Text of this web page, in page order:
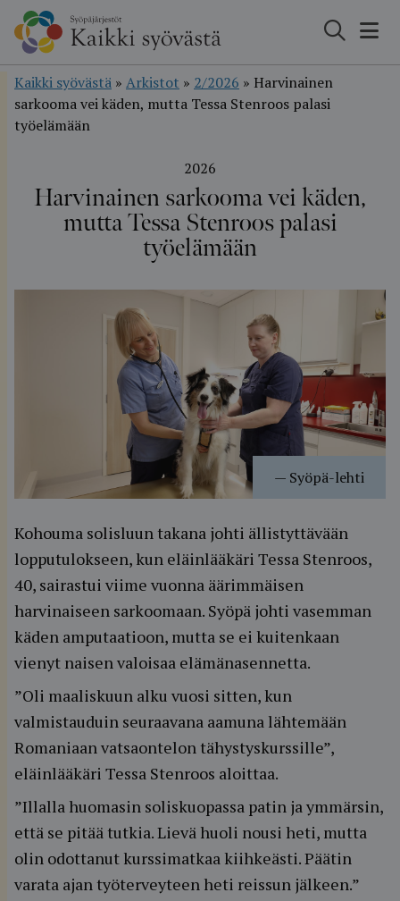
Hyppää
sisältöön
Kaikki syövästä » Arkistot » 2/2026 » Harvinainen
sarkooma vei käden, mutta Tessa Stenroos palasi
työelämään
2026
Harvinainen sarkooma vei käden,
mutta Tessa Stenroos palasi
työelämään
— Syöpä-lehti
Kohouma solisluun takana johti ällistyttävään
lopputulokseen, kun eläinlääkäri Tessa Stenroos,
40, sairastui viime vuonna äärimmäisen
harvinaiseen sarkoomaan. Syöpä johti vasemman
käden amputaatioon, mutta se ei kuitenkaan
vienyt naisen valoisaa elämänasennetta.
”Oli maaliskuun alku vuosi sitten, kun
valmistauduin seuraavana aamuna lähtemään
Romaniaan vatsaontelon tähystyskurssille”,
eläinlääkäri Tessa Stenroos aloittaa.
”Illalla huomasin soliskuopassa patin ja ymmärsin,
että se pitää tutkia. Lievä huoli nousi heti, mutta
olin odottanut kurssimatkaa kiihkeästi. Päätin
varata ajan työterveyteen heti reissun jälkeen.”